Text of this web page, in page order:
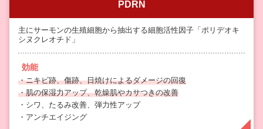
PDRN
主にサーモンの生殖細胞から抽出する細胞活性因子「ポリデオキ
シヌクレオチド」
効能
・ニキビ跡、傷跡、日焼けによるダメージの回復
・肌の保湿力アップ、乾燥肌やカサつきの改善
・シワ、たるみ改善、弾力性アップ
・アンチエイジング